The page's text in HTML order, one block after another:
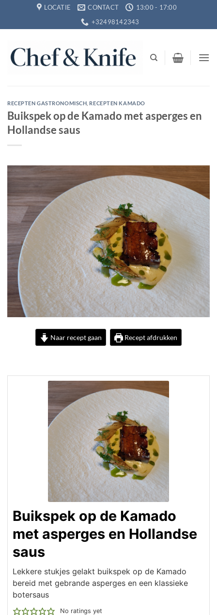
inhoud
LOCATIE CONTACT
13:00 - 17:00
+32498142343
RECEPTEN GASTRONOMISCH RECEPTEN KAMADO
Buikspek op de Kamado met asperges en
Hollandse saus
Naar recept gaan Recept afdrukken
Buikspek op de Kamado
met asperges en Hollandse
saus
Lekkere stukjes gelakt buikspek op de Kamado
bereid met gebrande asperges en een klassieke
botersaus
No ratings yet